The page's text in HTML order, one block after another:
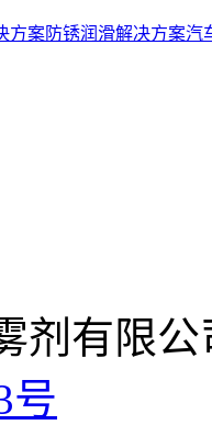
方案防锈润滑解决方案汽
剂有
号